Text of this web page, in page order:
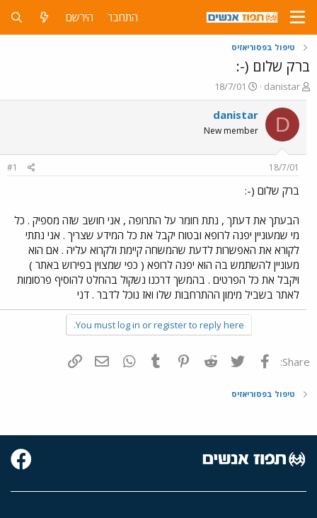
התחבר הירשם
טיפול בפסוריאזיס
ברק שלום (-:
פ
ו
ת
ח
ה
ש
א
danistar
פ
ו
ר
ס
ם
ר
18/7/01
D
danistar
New member
18/7/01
#1
ברק שלום (-:
הבעתך את דעתך , נתת חומר על התרופה , אני חושב שזה מספיק . כל
מי שמעוניין יפנה לרופא ובטוח יקבל את כל המידע שצריך . אני נתתי
לקורא את האפשרות לדעת שהמשחה קיימת ולקרוא עליה . אם הוא
מעוניין להשתמש בה הוא יפנה לרופא ( כפי שמצוין בפירוש באתר )
ויקבל את כל הפרטים . בהמשך דרכנו נשקול בהחלט להוסיף פרסומות
לאתר בשביל מימון ההתרחבות שלו ואז נוכל לדבר . דני
You must log in or register to reply here.
Share: פייסבוק Twitter
Reddit
Pinterest
Tumblr
WhatsAppדואר אלקטרוני
טיפול בפסוריאזיס